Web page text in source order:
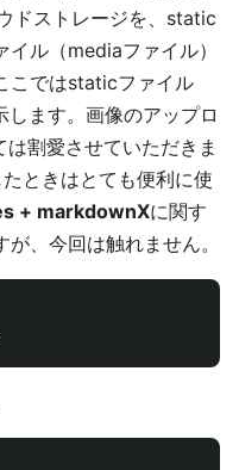
ドストレージを、static
ル（mediaファイル）
こではstaticファイル
ます。画像のアップロ
割愛させていただきま
ときはとても便利に使
+ markdownXに関す
、今回は触れません。